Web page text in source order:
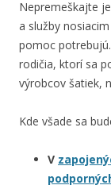
Nepremeškajte
a služby
pomoc
rodičia, ktorí sa
výrobcov šatiek,
Kde všade sa
V